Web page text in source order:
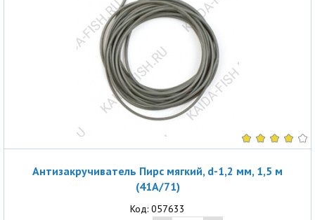
Антизакручиватель Пирс мягкий, d-1,2 мм, 1,5 м
(41A/71)
Код: 057633